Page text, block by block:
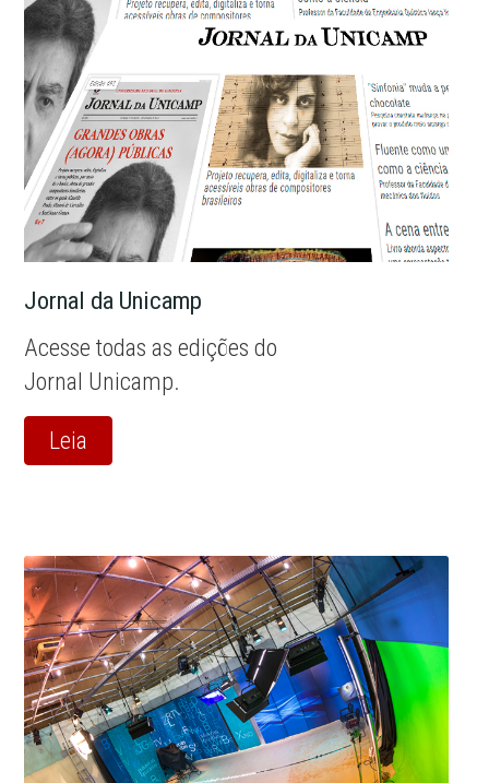
Jornal da Unicamp
Acesse todas as edições do
Jornal Unicamp.
Leia